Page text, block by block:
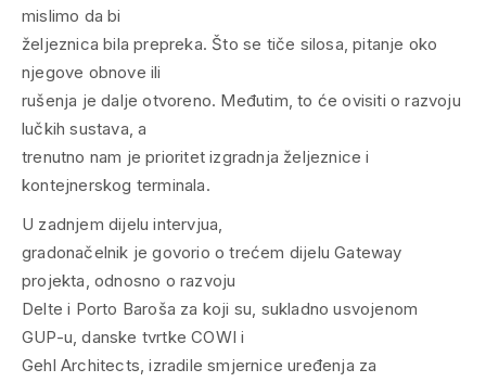
mislimo da bi
željeznica bila prepreka. Što se tiče silosa, pitanje oko
njegove obnove ili
rušenja je dalje otvoreno. Međutim, to će ovisiti o razvoju
lučkih sustava, a
trenutno nam je prioritet izgradnja željeznice i
kontejnerskog terminala.
U zadnjem dijelu intervjua,
gradonačelnik je govorio o trećem dijelu Gateway
projekta, odnosno o razvoju
Delte i Porto Baroša za koji su, sukladno usvojenom
GUP-u, danske tvrtke COWI i
Gehl Architects, izradile smjernice uređenja za